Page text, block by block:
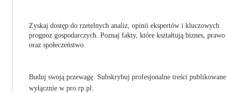
Zyskaj dostęp do rzetelnych analiz, opinii ekspertów i kluczowych
prognoz gospodarczych. Poznaj fakty, które kształtują biznes, prawo
oraz społeczeństwo.
Buduj swoją przewagę. Subskrybuj profesjonalne treści publikowane
wyłącznie w pro.rp.pl.